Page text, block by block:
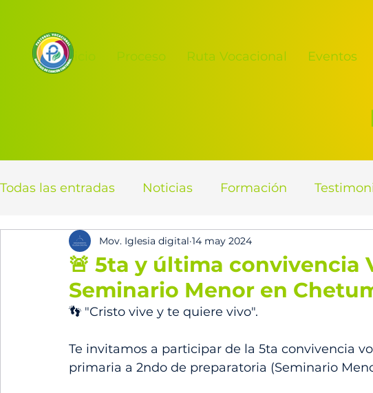
Inicio Proceso Ruta Vocacional Eventos
Todas las entradas Noticias Formación
🚨 5ta y última convivencia
Seminario Menor en
Mov. Iglesia digital 14 may 2024
👣 "Cristo vive y te quiere vivo".
Te invitamos a participar de la 5ta convivencia
primaria a 2ndo de preparatoria (Seminario